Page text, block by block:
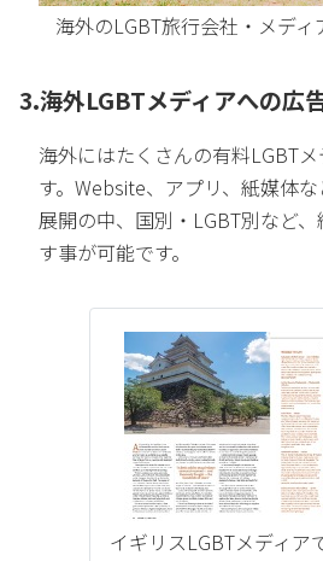
海外のLGBT旅行会社・メディ
3.海外LGBTメディアへの広
海外にはたくさんの有料LGBT
す。Website、アプリ、紙媒体
展開の中、国別・LGBT別など
す事が可能です。
イギリスLGBTメディア